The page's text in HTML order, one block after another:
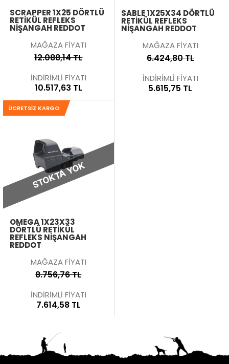
SCRAPPER 1X25 DÖRTLÜ
RETIKÜL REFLEKS
NIŞANGAH REDDOT
MAĞAZA FİYATI
12.088,14 TL
İNDİRİMLİ FİYATI
10.517,63 TL
SABLE 1X25X34 DÖRTLÜ
RETIKÜL REFLEKS
NIŞANGAH REDDOT
MAĞAZA FİYATI
6.424,80 TL
İNDİRİMLİ FİYATI
5.615,75 TL
STOKTA YOK
ÜCRETSIZ KARGO
OMEGA 1X23X33
DÖRTLÜ RETIKÜL
REFLEKS NIŞANGAH
REDDOT
MAĞAZA FİYATI
8.756,76 TL
İNDİRİMLİ FİYATI
7.614,58 TL